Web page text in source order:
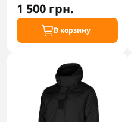
1 500 грн.
В корзину